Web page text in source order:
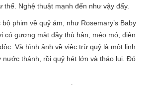
Nghệ thuật mạnh đến như vậy đấy.
phim về quỷ ám, như Rosemary’s Baby
có gương mặt đầy thù hận, méo mó, điên
Và hình ảnh về việc trừ quỷ là một linh
nước thánh, rồi quỷ hét lớn và tháo lui. Đó